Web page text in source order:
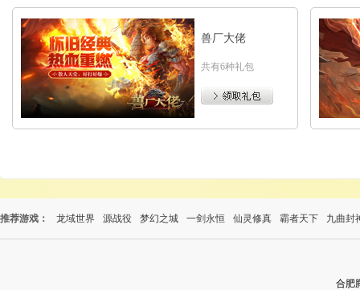
兽厂大佬
共有6种礼包
推荐游戏： 龙域世界 源战役 梦幻之城 一剑永恒 仙灵修真 霸者天下 九曲封
合肥